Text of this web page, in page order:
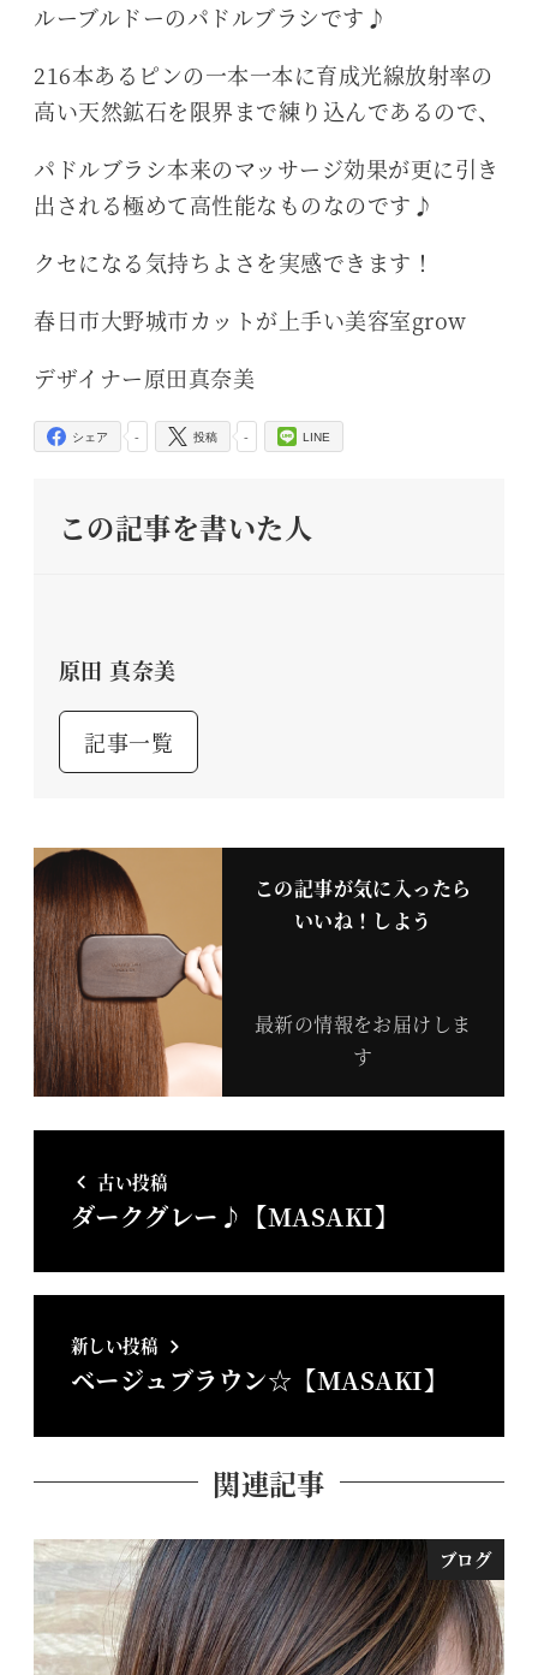
ルーブルドーのパドルブラシです♪
216本あるピンの一本一本に育成光線放射率の
高い天然鉱石を限界まで練り込んであるので、
パドルブラシ本来のマッサージ効果が更に引き
出される極めて高性能なものなのです♪
クセになる気持ちよさを実感できます！
春日市大野城市カットが上手い美容室grow
デザイナー原田真奈美
-
シェア -
投稿 LINE
この記事を書いた人
原田 真奈美
記事一覧
この記事が気に入ったら
いいね！しよう
最新の情報をお届けしま
す
古い投稿
ダークグレー♪【MASAKI】
新しい投稿
ベージュブラウン☆【MASAKI】
関連記事
ブログ